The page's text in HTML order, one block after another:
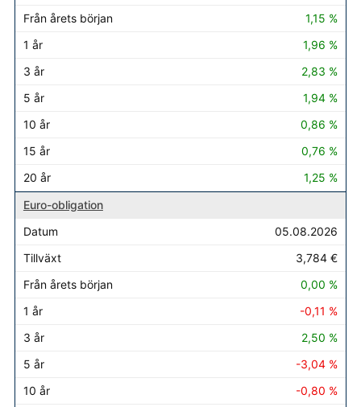
1,15 %
1,96 %
2,83 %
1,94 %
0,86 %
0,76 %
1,25 %
Euro-obligation
05.08.2026
3,784 €
0,00 %
-0,11 %
2,50 %
-3,04 %
-0,80 %